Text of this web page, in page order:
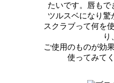
たいです。唇もで
ツルスベになり驚かれ
スクラブって何を使っ
り
ご使用のものが効果を
使ってみて